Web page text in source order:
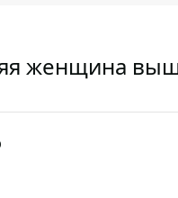
женщина